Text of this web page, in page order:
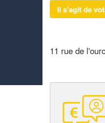
Il s'agit de
11 rue de